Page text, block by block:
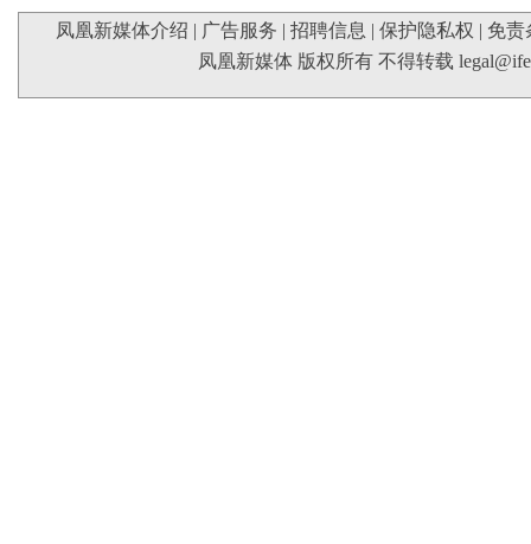
凤凰新媒体介绍 | 广告服务 | 招聘信息 | 保护隐私权 | 免责
凤凰新媒体 版权所有 不得转载